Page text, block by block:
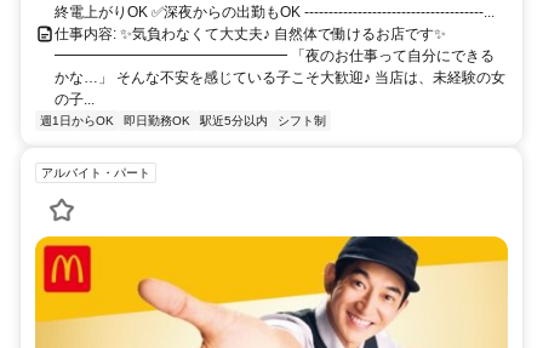
終電上がりOK ✅深夜からの出勤もOK -------------------------------------...
仕事内容: ✨気負わなくて大丈夫♪ 自然体で働けるお店です✨
━━━━━━━━━━━━━━━━ 「夜のお仕事って自分にできる
かな…」 そんな不安を感じている子こそ大歓迎♪ 当店は、未経験の女
の子...
週1日からOK 即日勤務OK 駅近5分以内 シフト制
アルバイト・パート